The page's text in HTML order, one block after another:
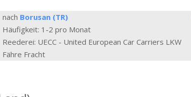
nach Borusan (TR)
Häufigkeit: 1-2 pro Monat
Reederei: UECC - United European Car Carriers LKW
Fähre Fracht